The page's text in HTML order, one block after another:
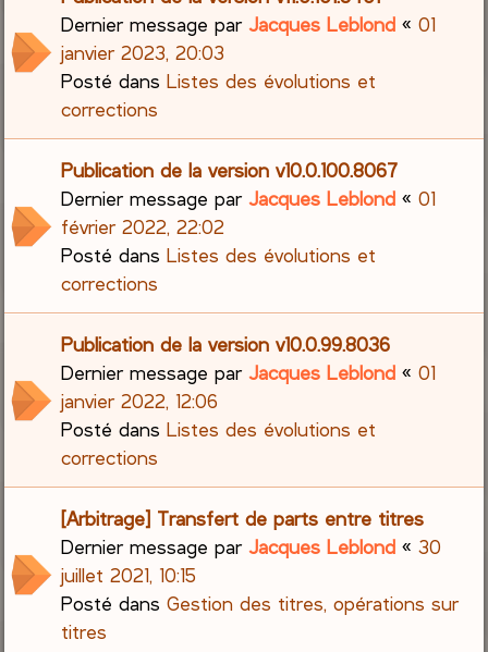
Dernier message parJacques Leblond «01
janvier 2023, 20:03
Posté dansListes des évolutions et
corrections
Publication de la version v10.0.100.8067
Dernier message parJacques Leblond «01
février 2022, 22:02
Posté dansListes des évolutions et
corrections
Publication de la version v10.0.99.8036
Dernier message parJacques Leblond «01
janvier 2022, 12:06
Posté dansListes des évolutions et
corrections
[Arbitrage] Transfert de parts entre titres
Dernier message parJacques Leblond «30
juillet 2021, 10:15
Posté dansGestion des titres, opérations sur
titres